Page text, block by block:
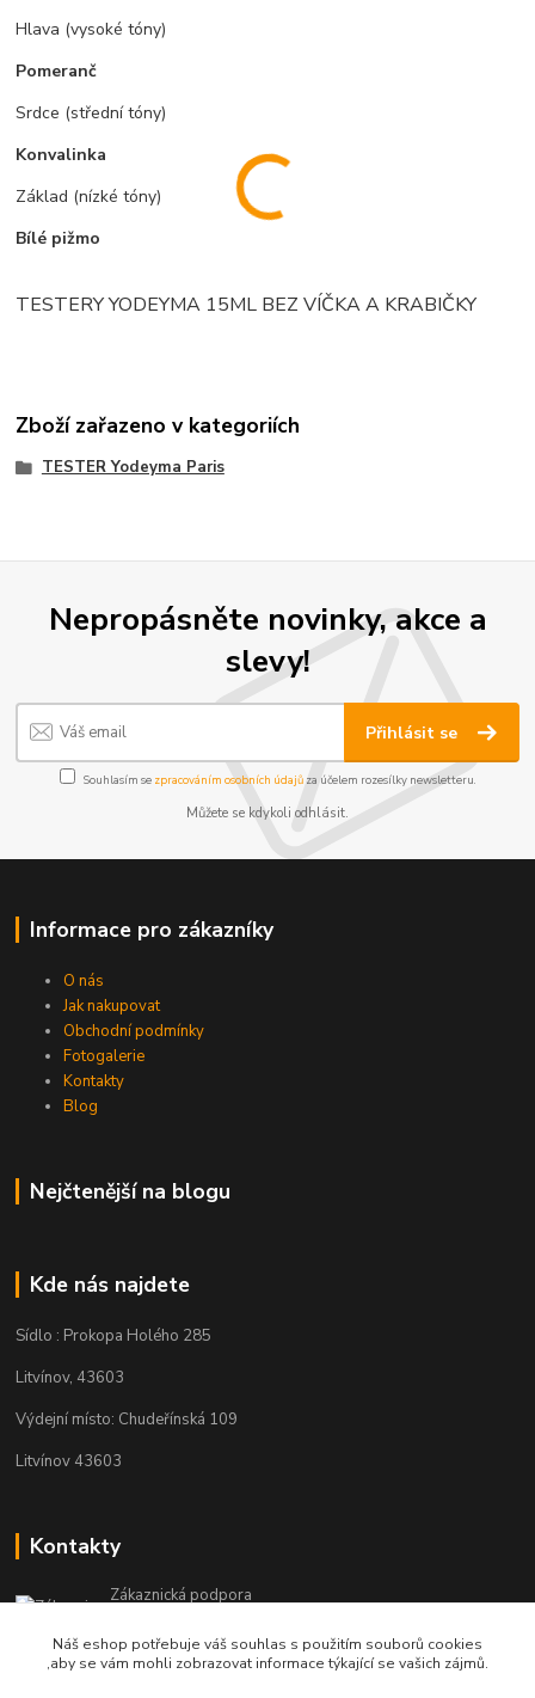
Hlava (vysoké tóny)
Pomeranč
Srdce (střední tóny)
Konvalinka
Základ (nízké tóny)
Bílé pižmo
TESTERY YODEYMA 15ML BEZ VÍČKA A KRABIČKY
Zboží zařazeno v kategoriích
TESTER Yodeyma Paris
Nepropásněte novinky, akce a
slevy!
Přihlásit se
Souhlasím se zpracováním osobních údajůza účelem rozesílky newsletteru.
Můžete se kdykoli odhlásit.
Informace pro zákazníky
O nás
Jak nakupovat
Obchodní podmínky
Fotogalerie
Kontakty
Blog
Nejčtenější na blogu
Kde nás najdete
Sídlo : Prokopa Holého 285
Litvínov, 43603
Výdejní místo: Chudeřínská 109
Litvínov 43603
Kontakty
Zákaznická podpora
(Po-Pá, 8-16 hod.)
Náš eshop potřebuje váš souhlas s použitím souborů cookies
,aby se vám mohli zobrazovat informace týkající se vašich zájmů.